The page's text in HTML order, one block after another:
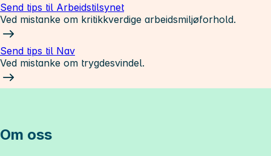
Send tips til Arbeidstilsynet
Ved mistanke om kritikkverdige arbeidsmiljøforhold.
Send tips til Nav
Ved mistanke om trygdesvindel.
Om oss